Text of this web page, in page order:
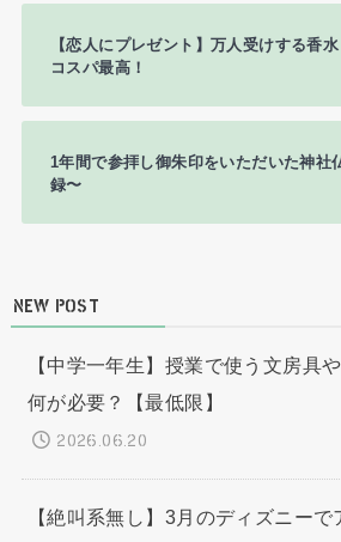
【恋人にプレゼント】万人受けする香
コスパ最高！
1年間で参拝し御朱印をいただいた神社
録〜
NEW POST
【中学一年生】授業で使う文房具
何が必要？【最低限】
2026.06.20
【絶叫系無し】3月のディズニー